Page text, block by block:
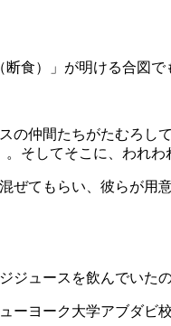
食）」が明ける合図
仲間たちがたむろ
。そしてそこに、われ
ぜてもらい、彼らが用
ュースを飲んでい
ーヨーク大学アブダ